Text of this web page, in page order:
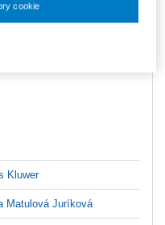
Kluwer
Matulová Juríková
cookie